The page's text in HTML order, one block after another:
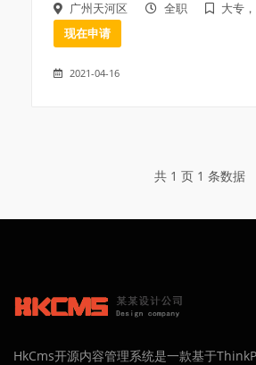
广州天河区 全职 大专
现在申请
2021-04-16
共 1 页 1 条数据
HkCms开源内容管理系统是一款基于